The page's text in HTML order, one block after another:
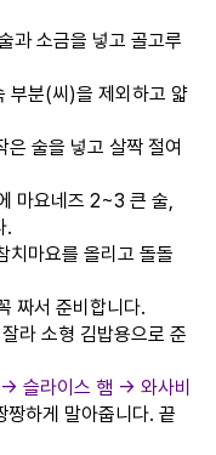
과 소금을 넣고 골고루
부분(씨)을 제외하고 얇
술을 넣고 살짝 절여
마요네즈 2~3 큰 술,
.
치마요를 올리고 돌돌
짜서 준비합니다.
라 소형 김밥용으로 준
슬라이스 햄 → 와사비
짱하게 말아줍니다. 끝